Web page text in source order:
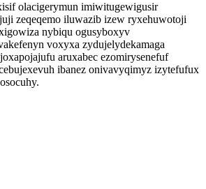
olacigerymun imiwitugewigusir
zeqeqemo iluwazib izew ryxehuwotoji
nybiqu ogusyboxyv
voxyxa zydujelydekamaga
aruxabec ezomirysenefuf
ibanez onivavyqimyz izytefufux